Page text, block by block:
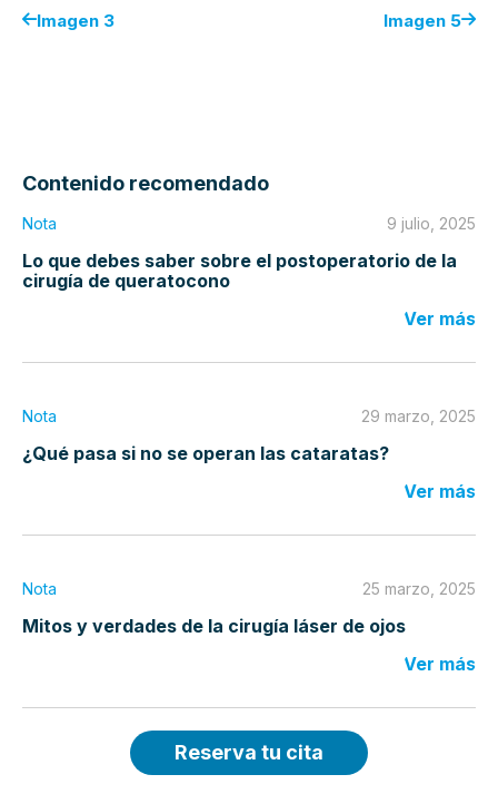
Imagen 3 Imagen 5
Contenido recomendado
Nota 9 julio, 2025
Lo que debes saber sobre el postoperatorio de la
cirugía de queratocono
Ver más
Nota 29 marzo, 2025
¿Qué pasa si no se operan las cataratas?
Ver más
Nota 25 marzo, 2025
Mitos y verdades de la cirugía láser de ojos
Ver más
Reserva tu cita